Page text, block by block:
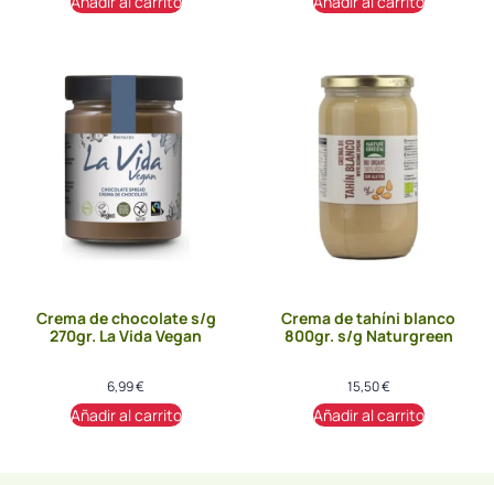
Crema de chocolate s/g
270gr. La Vida Vegan
6,99€
Añadir al carrito
Crema de tahíni blanco
800gr. s/g Naturgreen
15,50€
Añadir al carrito